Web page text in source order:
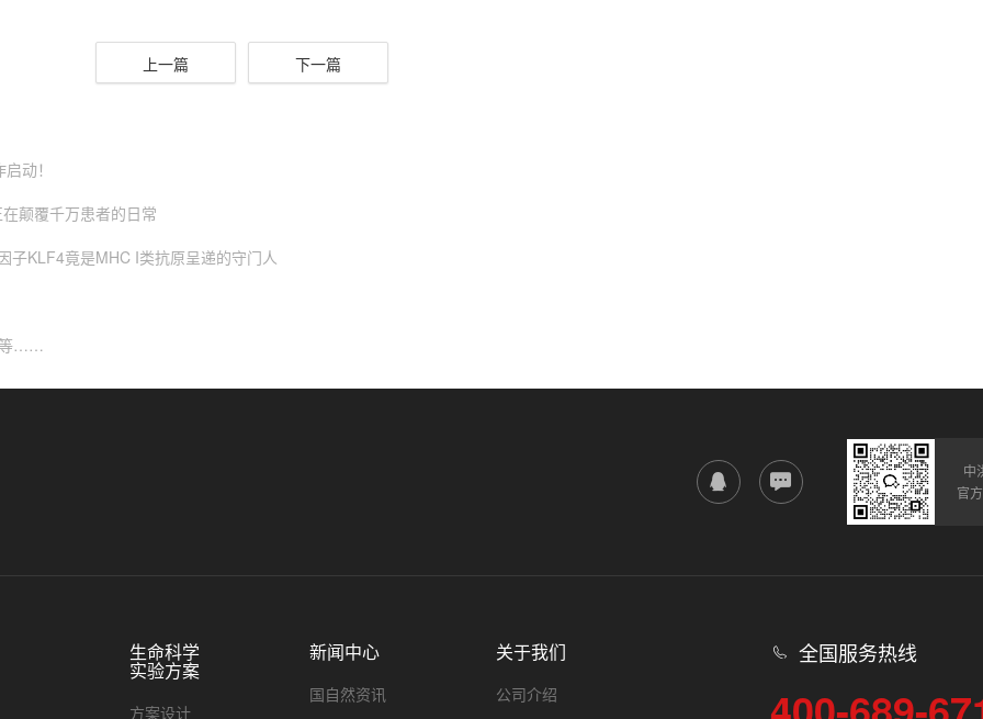
上一篇 下一篇
动！
颠覆千万患者的日常
子KLF4竟是MHC I类抗原呈递的守门人
等……
中
官
生命科学
实验方案
方案设计
新闻中心
国自然资讯
关于我们
公司介绍
全国服务热线